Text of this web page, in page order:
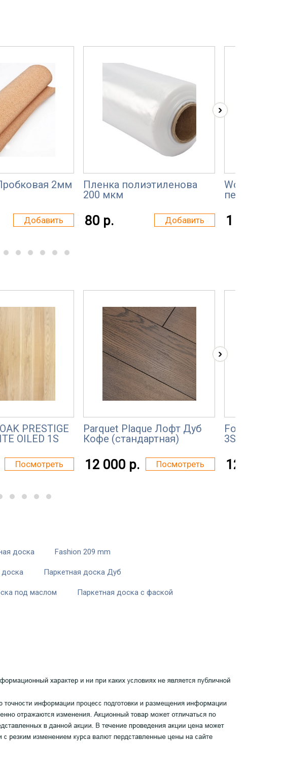
2мм
Добавить
Пленка полиэтиленова
200 мкм
80 р. Добавить
Wood-Lab
пекан
1 100 р.
›
PRESTIGE
OILED 1S
Посмотреть
Parquet Plaque Лофт Дуб
Кофе (стандартная)
12 000 р. Посмотреть
Focus Floor
3S
12 000 р.
›
доска Fashion 209 mm
доска Паркетная доска Дуб
под маслом Паркетная доска c фаской